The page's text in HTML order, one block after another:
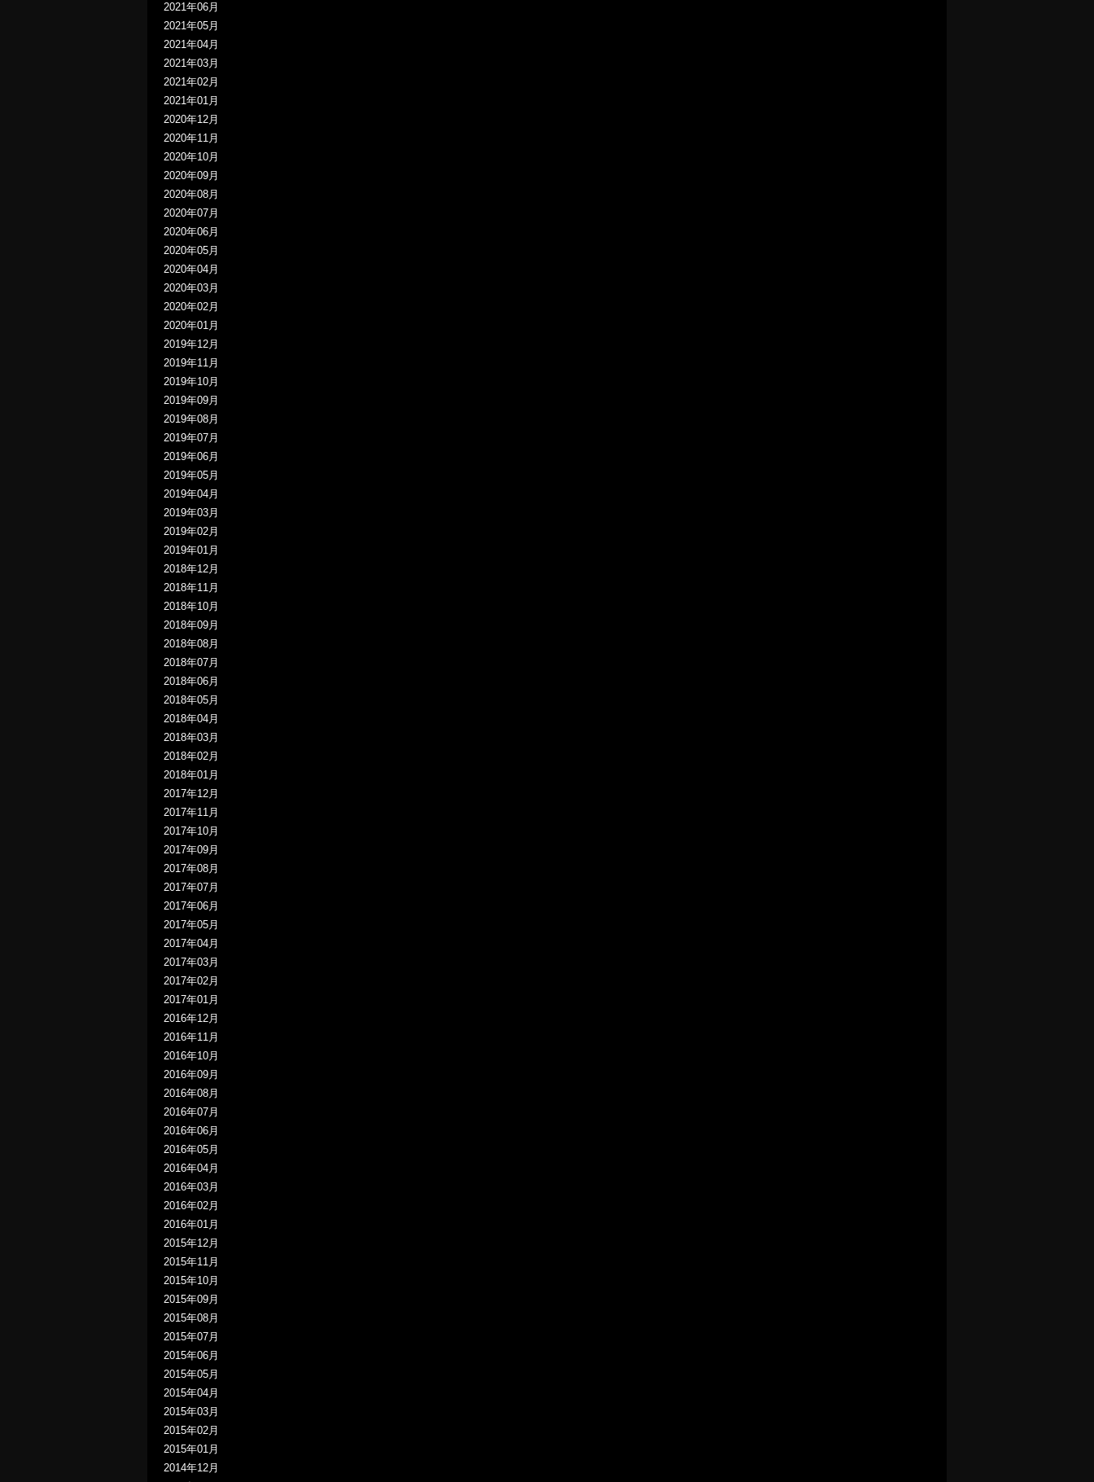
2021年06月
2021年05月
2021年04月
2021年03月
2021年02月
2021年01月
2020年12月
2020年11月
2020年10月
2020年09月
2020年08月
2020年07月
2020年06月
2020年05月
2020年04月
2020年03月
2020年02月
2020年01月
2019年12月
2019年11月
2019年10月
2019年09月
2019年08月
2019年07月
2019年06月
2019年05月
2019年04月
2019年03月
2019年02月
2019年01月
2018年12月
2018年11月
2018年10月
2018年09月
2018年08月
2018年07月
2018年06月
2018年05月
2018年04月
2018年03月
2018年02月
2018年01月
2017年12月
2017年11月
2017年10月
2017年09月
2017年08月
2017年07月
2017年06月
2017年05月
2017年04月
2017年03月
2017年02月
2017年01月
2016年12月
2016年11月
2016年10月
2016年09月
2016年08月
2016年07月
2016年06月
2016年05月
2016年04月
2016年03月
2016年02月
2016年01月
2015年12月
2015年11月
2015年10月
2015年09月
2015年08月
2015年07月
2015年06月
2015年05月
2015年04月
2015年03月
2015年02月
2015年01月
2014年12月